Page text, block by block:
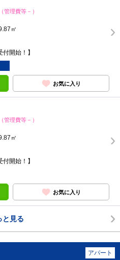
（管理費等－）
㎡
開始！】
お気に入り
（管理費等－）
㎡
開始！】
お気に入り
と見る
アパート